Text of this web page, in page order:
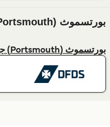
بورتسموث (Portsmouth) الي جيرزي (ساينت هيلير) ((Jersey (St Helier)
بورتسموث (Portsmouth) جيرزي (ساينت هيلير) ((Jersey (St Helier) العبارة